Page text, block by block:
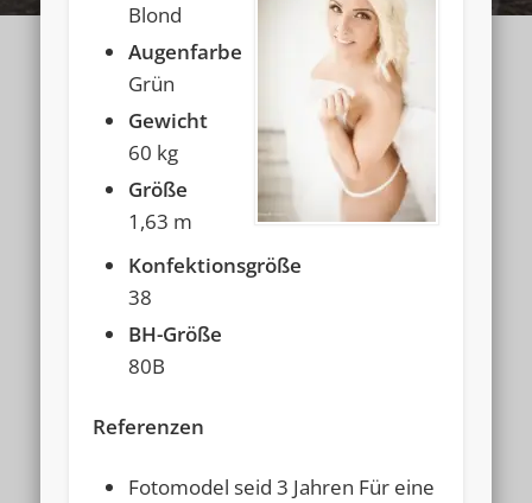
Blond
Augenfarbe
Grün
Gewicht
60 kg
Größe
1,63 m
Konfektionsgröße
38
BH-Größe
80B
Referenzen
Fotomodel seid 3 Jahren Für eine